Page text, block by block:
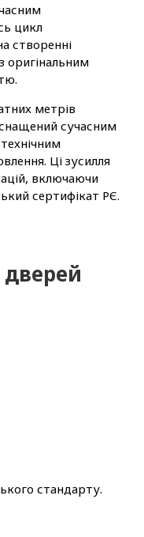
цикл
створенні
оригінальним
метрів
сучасним
Ці зусилля
включаючи
сертифікат РЄ.
дверей
стандарту.